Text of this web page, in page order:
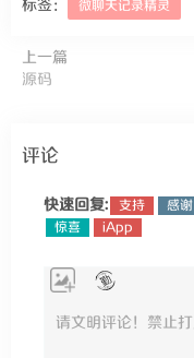
标签： 微聊天记录精灵
上一篇
源码
评论
快速回复: 支持 感谢
惊喜
iApp